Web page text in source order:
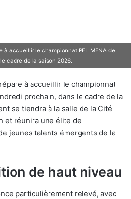
à accueillir le championnat PFL MENA de
cadre de la saison 2026.
à accueillir le championnat
prochain, dans le cadre de la
se tiendra à la salle de la Cité
et réunira une élite de
jeunes talents émergents de la
de haut niveau
particulièrement relevé, avec